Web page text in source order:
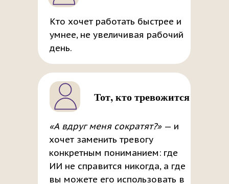
Тот, кто тревожится
Кто хочет работать быстрее и
умнее, не увеличивая рабочий
день.
«А вдруг меня сократят?» — и
хочет заменить тревогу
конкретным пониманием: где
ИИ не справится никогда, а где
вы можете его использовать в